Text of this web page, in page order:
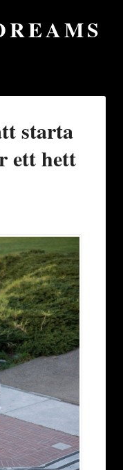
starta
ett hett